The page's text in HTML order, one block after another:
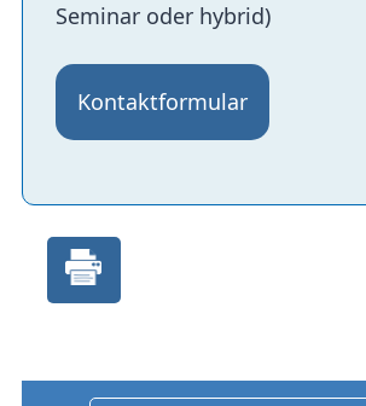
Seminar oder hybrid)
Kontaktformular